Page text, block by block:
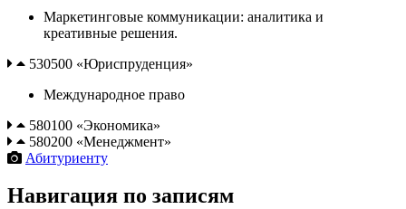
Маркетинговые коммуникации: аналитика и
креативные решения.
530500 «Юриспруденция»
Международное право
580100 «Экономика»
580200 «Менеджмент»
Абитуриенту
Навигация по записям